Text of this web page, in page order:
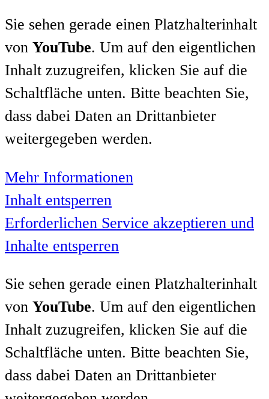
Sie sehen gerade einen Platzhalterinhalt
von YouTube. Um auf den eigentlichen
Inhalt zuzugreifen, klicken Sie auf die
Schaltfläche unten. Bitte beachten Sie,
dass dabei Daten an Drittanbieter
weitergegeben werden.
Mehr Informationen
Inhalt entsperren
Erforderlichen Service akzeptieren und
Inhalte entsperren
Sie sehen gerade einen Platzhalterinhalt
von YouTube. Um auf den eigentlichen
Inhalt zuzugreifen, klicken Sie auf die
Schaltfläche unten. Bitte beachten Sie,
dass dabei Daten an Drittanbieter